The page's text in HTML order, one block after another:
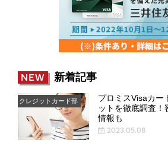
NEW 新着記事
クレジットカード部
プロミスVisaカー
ットを徹底調査
情報も
2023.05.08